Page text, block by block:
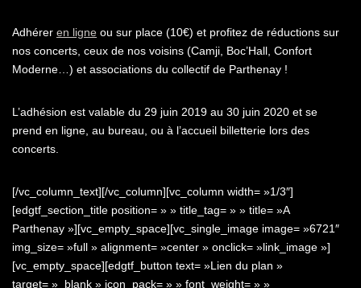
Adhérer en ligne ou sur place (10€) et profitez de réductions sur
nos concerts, ceux de nos voisins (Camji, Boc’Hall, Confort
Moderne…) et associations du collectif de Parthenay !
L’adhésion est valable du 29 juin 2019 au 30 juin 2020 et se
prend en ligne, au bureau, ou à l’accueil billetterie lors des
concerts.
[/vc_column_text][/vc_column][vc_column width= »1/3″]
[edgtf_section_title position= » » title_tag= » » title= »A
Parthenay »][vc_empty_space][vc_single_image image= »6721″
img_size= »full » alignment= »center » onclick= »link_image »]
[vc_empty_space][edgtf_button text= »Lien du plan »
target= »_blank » icon_pack= » » font_weight= » »